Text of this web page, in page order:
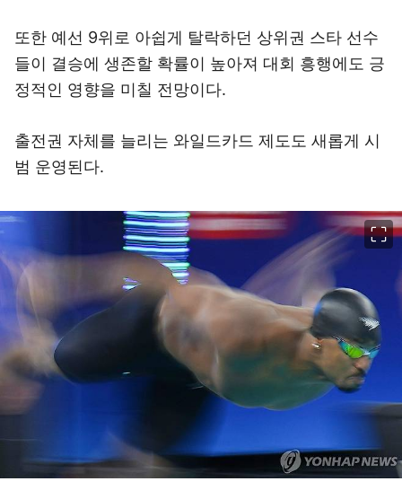
또한 예선 9위로 아쉽게 탈락하던 상위권 스타 선수
들이 결승에 생존할 확률이 높아져 대회 흥행에도 긍
정적인 영향을 미칠 전망이다.
출전권 자체를 늘리는 와일드카드 제도도 새롭게 시
범 운영된다.